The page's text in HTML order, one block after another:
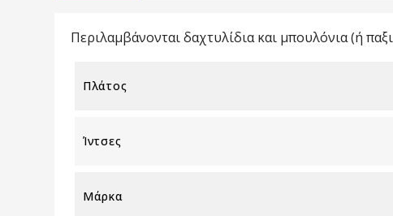
Περιλαμβάνονται δαχτυλίδια και μπουλόνια (ή
Πλάτος
Ίντσες
Μάρκα